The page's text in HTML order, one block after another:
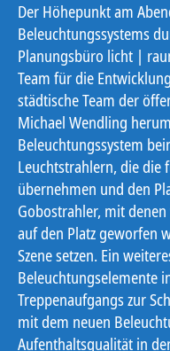
Der Höhepunkt am
Beleuchtungssystems
Planungsbüro licht |
Team für die
städtische Team der
Michael Wendling
Beleuchtungssystem
Leuchtstrahlern, die die
übernehmen und den
Gobostrahler, mit
auf den Platz geworfen
Szene setzen. Ein
Beleuchtungselemente
Treppenaufgangs zur
mit dem neuen
Aufenthaltsqualität in